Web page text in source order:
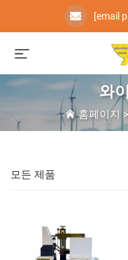
[email
와
홈페이지 >
모든 제품